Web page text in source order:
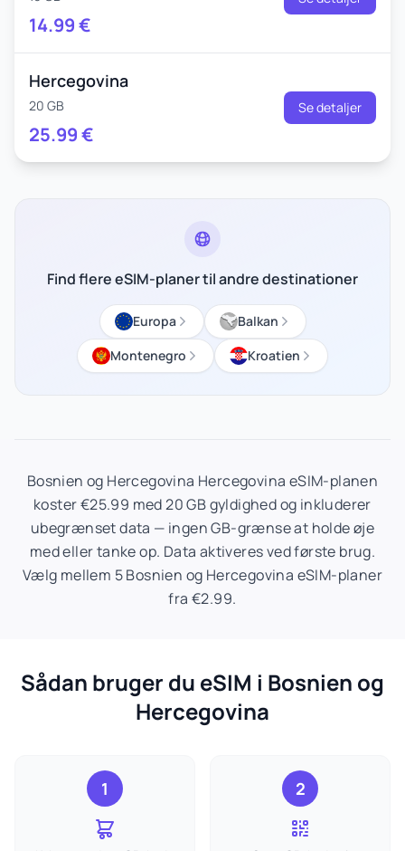
14.99€
Hercegovina
20 GB
25.99€
Se detaljer
Find flere eSIM-planer til andre destinationer
Europa
Balkan
Montenegro
Kroatien
Bosnien og Hercegovina Hercegovina eSIM-planen
koster €25.99 med 20 GB gyldighed og inkluderer
ubegrænset data — ingen GB-grænse at holde øje
med eller tanke op. Data aktiveres ved første brug.
Vælg mellem 5 Bosnien og Hercegovina eSIM-planer
fra €2.99.
Sådan bruger du eSIM i Bosnien og
Hercegovina
1 2